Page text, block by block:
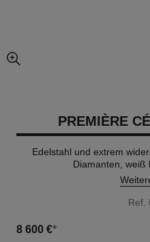
vergrößerter teil des bildes
PREMIÈRE
Edelstahl und extrem
Diamanten, weiß
Ref.
8 600 €*